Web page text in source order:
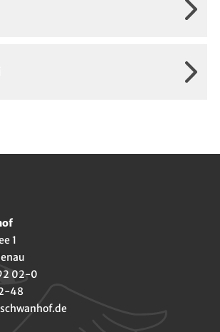
1
02-0
48